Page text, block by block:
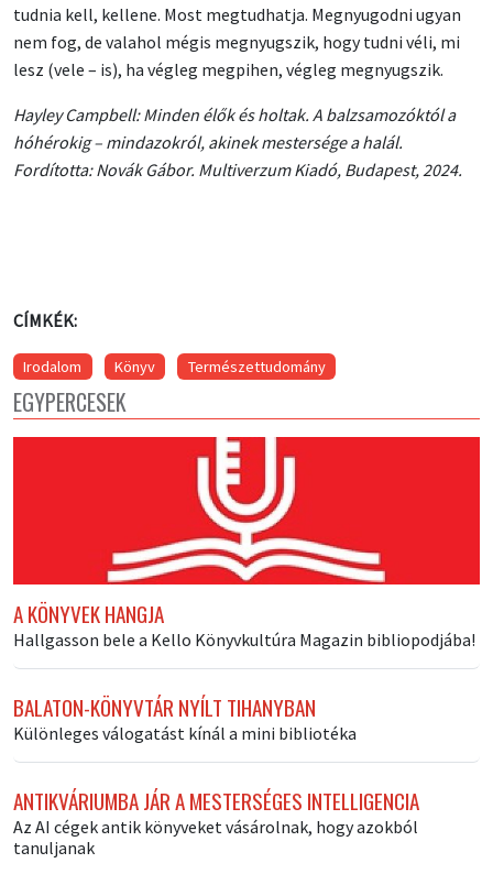
tudnia kell, kellene. Most megtudhatja. Megnyugodni ugyan
nem fog, de valahol mégis megnyugszik, hogy tudni véli, mi
lesz (vele – is), ha végleg megpihen, végleg megnyugszik.
Hayley Campbell: Minden élők és holtak. A balzsamozóktól a
hóhérokig – mindazokról, akinek mestersége a halál.
Fordította: Novák Gábor. Multiverzum Kiadó, Budapest, 2024.
CÍMKÉK:
Irodalom Könyv Természettudomány
EGYPERCESEK
A KÖNYVEK HANGJA
Hallgasson bele a Kello Könyvkultúra Magazin bibliopodjába!
BALATON-KÖNYVTÁR NYÍLT TIHANYBAN
Különleges válogatást kínál a mini bibliotéka
ANTIKVÁRIUMBA JÁR A MESTERSÉGES INTELLIGENCIA
Az AI cégek antik könyveket vásárolnak, hogy azokból
tanuljanak